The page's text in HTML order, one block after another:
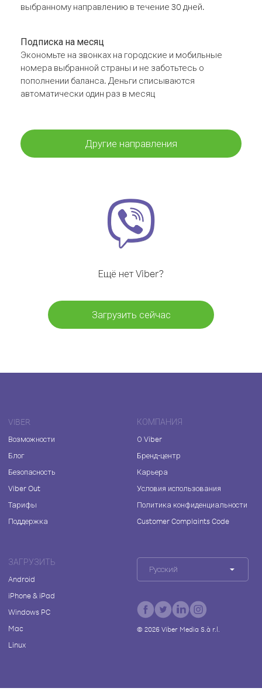
выбранному направлению в течение 30 дней.
Подписка на месяц
Экономьте на звонках на городские и мобильные
номера выбранной страны и не заботьтесь о
пополнении баланса. Деньги списываются
автоматически один раз в месяц
Другие направления
Ещё нет Viber?
Загрузить сейчас
VIBER
Возможности
Блог
Безопасность
Viber Out
Тарифы
Поддержка
КОМПАНИЯ
О Viber
Бренд-центр
Карьера
Условия использования
Политика конфиденциальности
Customer Complaints Code
ЗАГРУЗИТЬ
Android
iPhone & iPad
Windows PC
Mac
Linux
Русский
© 2026Viber Media S.à r.l.